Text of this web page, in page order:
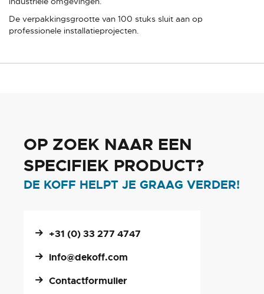
De verpakkingsgrootte van 100 stuks sluit aan op
professionele installatieprojecten.
OP ZOEK NAAR EEN
SPECIFIEK PRODUCT?
DE KOFF HELPT JE GRAAG VERDER!
+31 (0) 33 277 4747
info@dekoff.com
Contactformulier